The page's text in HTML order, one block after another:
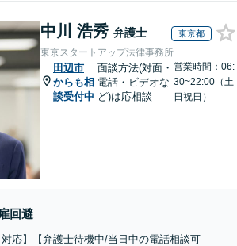
中川 浩秀 弁護士 東京都
東京スタートアップ法律事務所
田辺市
からも相
談受付中
面談方法(対面・
電話・ビデオな
ど)は応相談
営業時間：06:
30~22:00（土
日祝日）
回避
対応】【弁護士待機中/当日中の電話相談可